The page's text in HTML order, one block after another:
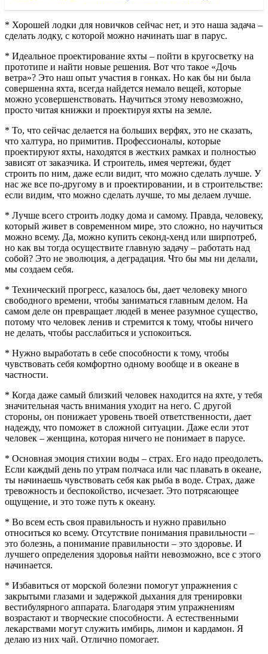
* Хорошей лодки для новичков сейчас нет, и это наша задача –
сделать лодку, с которой можно начинать шаг в парус.
* Идеальное проектирование яхты – пойти в кругосветку на
прототипе и найти новые решения. Вот что такое «Дочь
ветра»? Это наш опыт участия в гонках. Но как бы ни была
совершенна яхта, всегда найдется немало вещей, которые
можно усовершенствовать. Научиться этому невозможно,
просто читая книжки и проектируя яхты на земле.
* То, что сейчас делается на больших верфях, это не сказать,
что халтура, но примитив. Профессионалы, которые
проектируют яхты, находятся в жестких рамках и полностью
зависят от заказчика. И строитель, имея чертежи, будет
строить по ним, даже если видит, что можно сделать лучше. У
нас же все по-другому в и проектировании, и в строительстве:
если видим, что можно сделать лучше, то мы делаем лучше.
* Лучше всего строить лодку дома и самому. Правда, человеку,
который живет в современном мире, это сложно, но научиться
можно всему. Да, можно купить секонд-хенд или ширпотреб,
но как вы тогда осуществите главную задачу – работать над
собой? Это не эволюция, а деградация. Что бы мы ни делали,
мы создаем себя.
* Технический прогресс, казалось бы, дает человеку много
свободного времени, чтобы заниматься главным делом. На
самом деле он превращает людей в менее разумное существо,
потому что человек ленив и стремится к тому, чтобы ничего
не делать, чтобы расслабиться и успокоиться.
* Нужно выработать в себе способности к тому, чтобы
чувствовать себя комфортно одному вообще и в океане в
частности.
* Когда даже самый близкий человек находится на яхте, у тебя
значительная часть внимания уходит на него. С другой
стороны, он понижает уровень твоей ответственности, дает
надежду, что поможет в сложной ситуации. Даже если этот
человек – женщина, которая ничего не понимает в парусе.
* Основная эмоция стихии воды – страх. Его надо преодолеть.
Если каждый день по утрам полчаса или час плавать в океане,
ты начинаешь чувствовать себя как рыба в воде. Страх, даже
тревожность и беспокойство, исчезает. Это потрясающее
ощущение, и это тоже путь к океану.
* Во всем есть своя правильность и нужно правильно
относиться ко всему. Отсутствие понимания правильности –
это болезнь, а понимание правильности – это здоровье. И
лучшего определения здоровья найти невозможно, все с этого
начинается.
* Избавиться от морской болезни помогут упражнения с
закрытыми глазами и задержкой дыхания для тренировки
вестибулярного аппарата. Благодаря этим упражнениям
возрастают и творческие способности. А естественными
лекарствами могут служить имбирь, лимон и кардамон. Я
делаю из них чай. Отлично помогает.